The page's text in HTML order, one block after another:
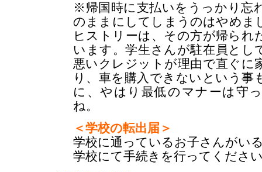
※帰国時に支払いをうっかり忘
のままにしてしまうのはやめま
ヒストリーは、その方が帰られ
います。学生さんが駐在員とし
悪いクレジットが理由で直ぐに
り、車を購入できないという事
に、やはり最低のマナーは守
ね。
＜学校の転出届＞
学校に通っているお子さんがい
学校にて手続きを行ってくださ